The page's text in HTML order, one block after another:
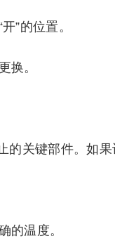
”的位置。
换。
的关键部件。如
的温度。